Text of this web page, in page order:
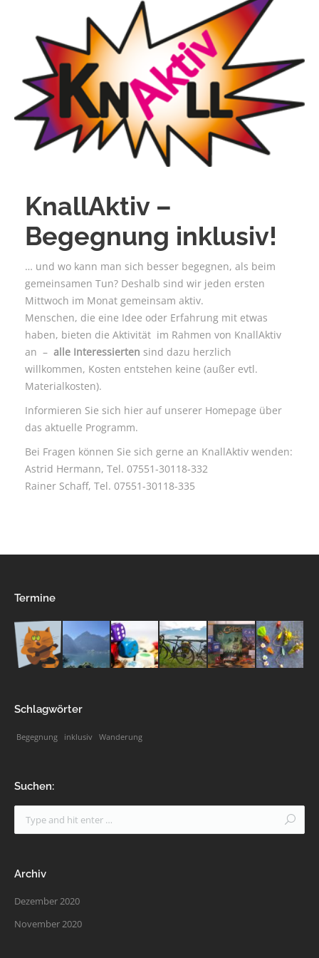
KnallAktiv –
Begegnung inklusiv!
… und wo kann man sich besser begegnen, als beim
gemeinsamen Tun? Deshalb sind wir jeden ersten
Mittwoch im Monat gemeinsam aktiv.
Menschen, die eine Idee oder Erfahrung mit etwas
haben, bieten die Aktivität im Rahmen von KnallAktiv
an – alle Interessierten sind dazu herzlich
willkommen, Kosten entstehen keine (außer evtl.
Materialkosten).
Informieren Sie sich hier auf unserer Homepage über
das aktuelle Programm.
Bei Fragen können Sie sich gerne an KnallAktiv wenden:
Astrid Hermann, Tel. 07551-30118-332
Rainer Schaff, Tel. 07551-30118-335
Termine
Schlagwörter
Begegnung inklusiv Wanderung
Suchen:
Archiv
Dezember 2020
November 2020